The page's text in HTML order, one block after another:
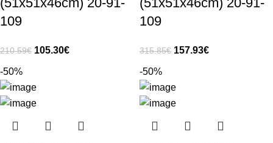
109
210.59€ 105.30€
109
315.85€ 157.93€
-50% -50%